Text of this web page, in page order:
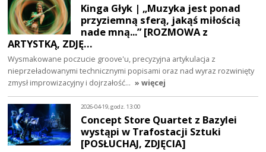
Kinga Głyk | „Muzyka jest ponad
przyziemną sferą, jakąś miłością
nade mną...” [ROZMOWA z
ARTYSTKĄ, ZDJĘ…
Wysmakowane poczucie groove'u, precyzyjna artykulacja z
nieprzeładowanymi technicznymi popisami oraz nad wyraz rozwinięty
zmysł improwizacyjny i dojrzałość… » więcej
2026-04-19, godz. 13:00
Concept Store Quartet z Bazylei
wystąpi w Trafostacji Sztuki
[POSŁUCHAJ, ZDJĘCIA]